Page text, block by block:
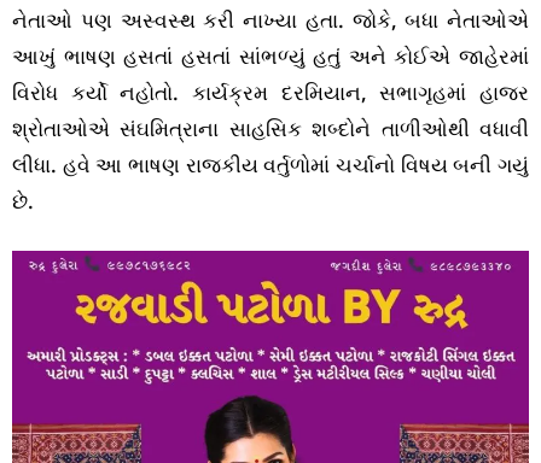
નેતાઓ પણ અસ્વસ્થ કરી નાખ્યા હતા. જોકે, બધા નેતાઓએ
આખું ભાષણ હસતાં હસતાં સાંભળ્યું હતું અને કોઈએ જાહેરમાં
વિરોધ કર્યો નહોતો. કાર્યક્રમ દરમિયાન, સભાગૃહમાં હાજર
શ્રોતાઓએ સંઘમિત્રાના સાહસિક શબ્દોને તાળીઓથી વધાવી
લીધા. હવે આ ભાષણ રાજકીય વર્તુળોમાં ચર્ચાનો વિષય બની ગયું
છે.